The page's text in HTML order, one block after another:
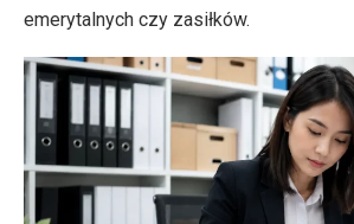
emerytalnych czy zasiłków.